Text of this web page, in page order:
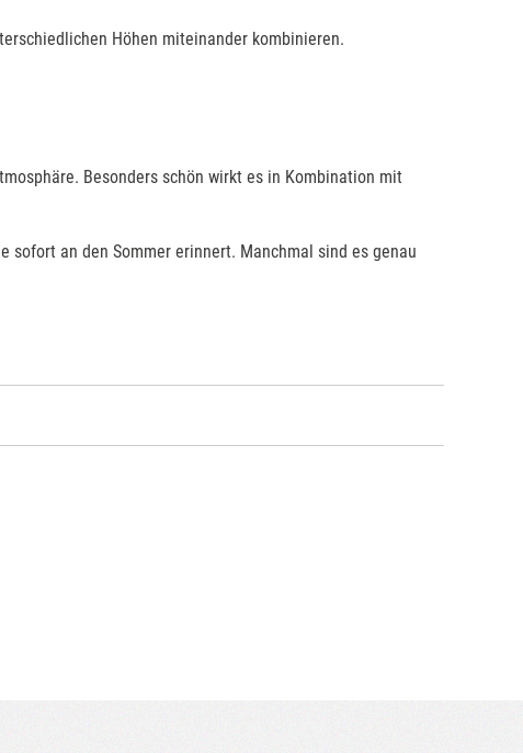
Höhen miteinander kombinieren.
Besonders schön wirkt es in Kombination mit
an den Sommer erinnert. Manchmal sind es genau